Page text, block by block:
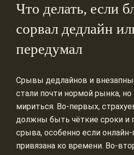
Что делать, если
сорвал дедлайн
передумал
Срывы дедлайнов и
стали почти нормой рынка, но
мириться. Во‑первых,
должны быть чёткие сроки и
срыва, особенно если
привязана ко времени.